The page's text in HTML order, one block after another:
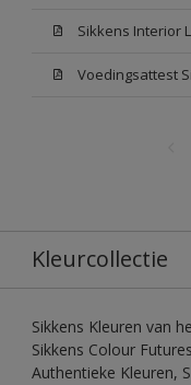
Kleurcollectie
Sikkens Kleuren van
Sikkens Colour
Authentieke Kleuren,